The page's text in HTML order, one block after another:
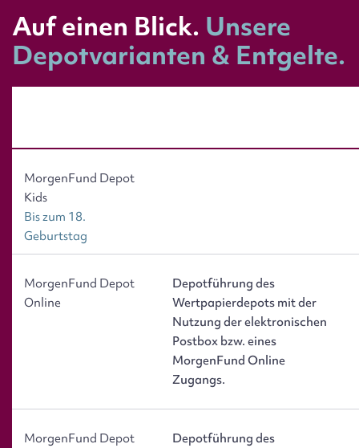
Auf einen Blick. Unsere
Depotvarianten & Entgelte.
MorgenFund Depot
Kids
Bis zum 18.
Geburtstag
MorgenFund Depot
Online
Depotführung des
Wertpapierdepots mitder
Nutzung der elektronischen
Postbox bzw. eines
MorgenFund Online
Zugangs.
MorgenFund Depot
Depotführung des